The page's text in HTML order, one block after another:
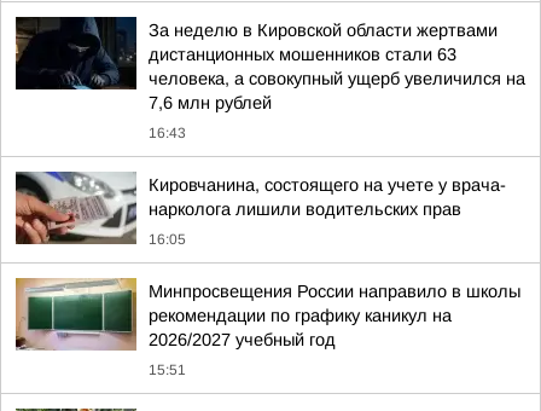
За неделю в Кировской области жертвами
дистанционных мошенников стали 63
человека, а совокупный ущерб увеличился на
7,6 млн рублей
16:43
Кировчанина, состоящего на учете у врача-
нарколога лишили водительских прав
16:05
Минпросвещения России направило в школы
рекомендации по графику каникул на
2026/2027 учебный год
15:51